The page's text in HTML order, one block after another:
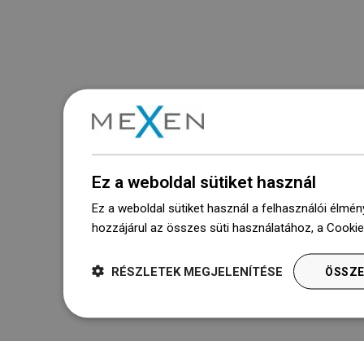
Ez a weboldal sütiket használ
Ez a weboldal sütiket használ a felhasználói
hozzájárul az összes süti használatához, a
RÉSZLETEK MEGJELENÍTÉSE